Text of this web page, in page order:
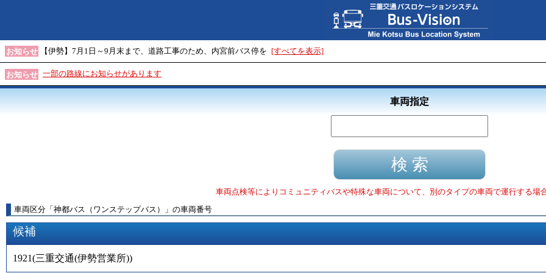
お知らせ 【伊勢】7月1日～9月末まで、道路工事のため、内宮前バス停を [すべてを表示]
お知らせ 一部の路線にお知らせがあります
車両指定
車両点検等によりコミュニティバスや特殊な車両について、別のタイプの車両で運行する場
車両区分 「 神都バス（ワンステップバス） 」 の車両番号
候補
1921(三重交通(伊勢営業所))